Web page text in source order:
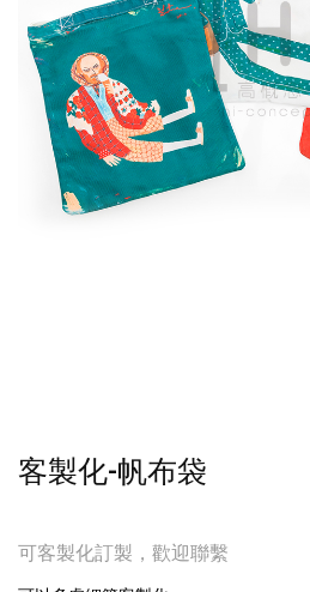
客製化-帆布袋
可客製化訂製，歡迎聯繫